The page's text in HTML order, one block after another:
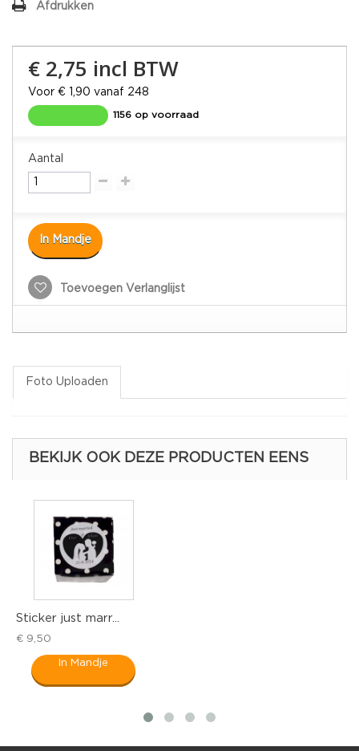
Afdrukken
€ 2,75 incl BTW
Voor € 1,90 vanaf 248
1156 op voorraad
Aantal
In Mandje
Toevoegen Verlanglijst
Foto Uploaden
BEKIJK OOK DEZE PRODUCTEN EENS